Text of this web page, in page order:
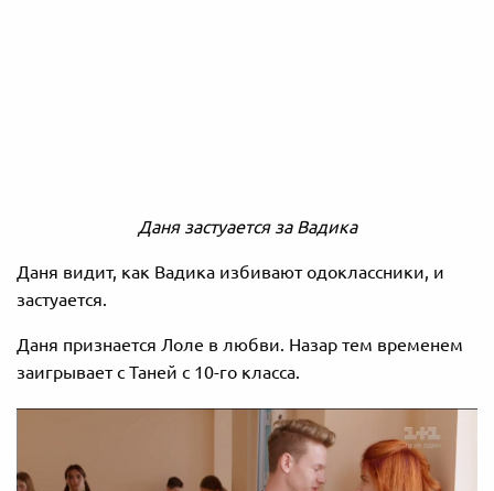
Даня застуается за Вадика
Даня видит, как Вадика избивают одоклассники, и
застуается.
Даня признается Лоле в любви. Назар тем временем
заигрывает с Таней с 10-го класса.